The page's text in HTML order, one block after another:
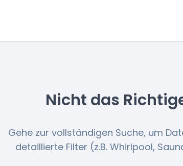
Nicht das
Gehe zur vollständigen Suche, um
detaillierte Filter (z.B. Whirlpool,